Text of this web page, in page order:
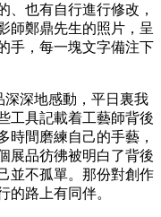
、也有自行進行修改，
師鄭鼎先生的照片，呈
手，每一塊文字備注下
深深地感動，平日裏我
工具記載着工藝師背後
時間磨練自己的手藝，
展品彷彿被明白了背後
並不孤單。那份對創作
的路上有同伴。